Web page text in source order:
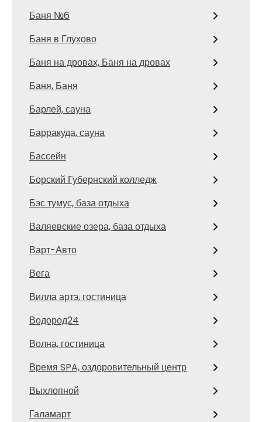
Баня №6
Баня в Глухово
Баня на дровах, Баня на дровах
Баня, Баня
Барлей, сауна
Барракуда, сауна
Бассейн
Борский Губернский колледж
Бэс тумус, база отдыха
Валяевские озера, база отдыха
Варт-Авто
Вега
Вилла артэ, гостиница
Водород24
Волна, гостиница
Время SPA, оздоровительный центр
Выхлопной
Галамарт